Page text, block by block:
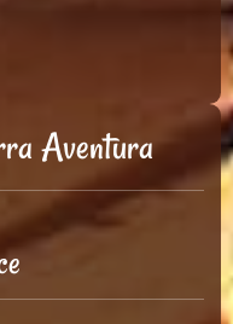
Aventura